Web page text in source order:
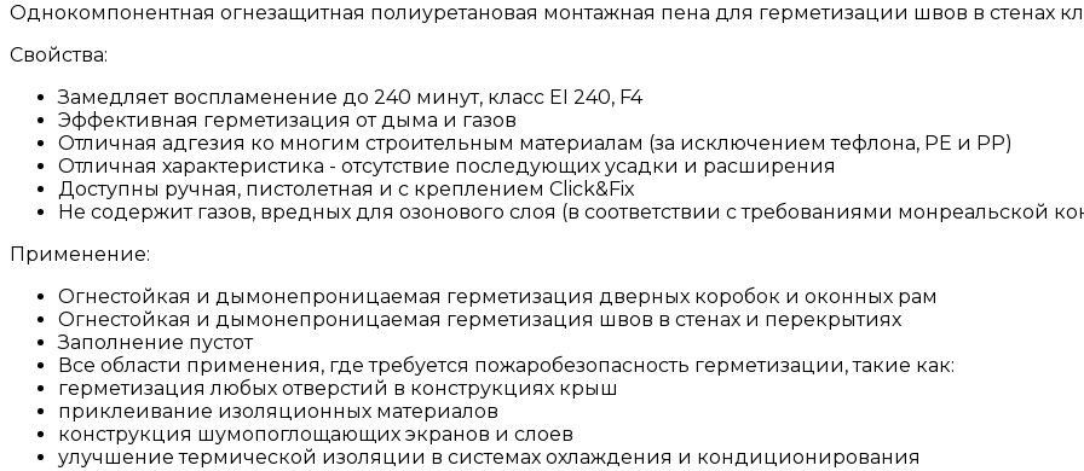
Однокомпонентная огнезащитная полиуретановая монтажная пена для герметизации швов в стенах
Свойства:
Замедляет воспламенение до 240 минут, класс EI 240, F4
Эффективная герметизация от дыма и газов
Отличная адгезия ко многим строительным материалам (за исключением тефлона, PE и PP)
Отличная характеристика - отсутствие последующих усадки и расширения
Доступны ручная, пистолетная и с креплением Click&Fix
Не содержит газов, вредных для озонового слоя (в соответствии с требованиями монреальской
Применение:
Огнестойкая и дымонепроницаемая герметизация дверных коробок и оконных рам
Огнестойкая и дымонепроницаемая герметизация швов в стенах и перекрытиях
Заполнение пустот
Все области применения, где требуется пожаробезопасность герметизации, такие как:
герметизация любых отверстий в конструкциях крыш
приклеивание изоляционных материалов
конструкция шумопоглощающих экранов и слоев
улучшение термической изоляции в системах охлаждения и кондиционирования